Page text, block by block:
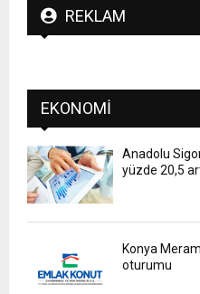
REKLAM
EKONOMI
Anadolu
yüzde 20,5
Konya
oturumu